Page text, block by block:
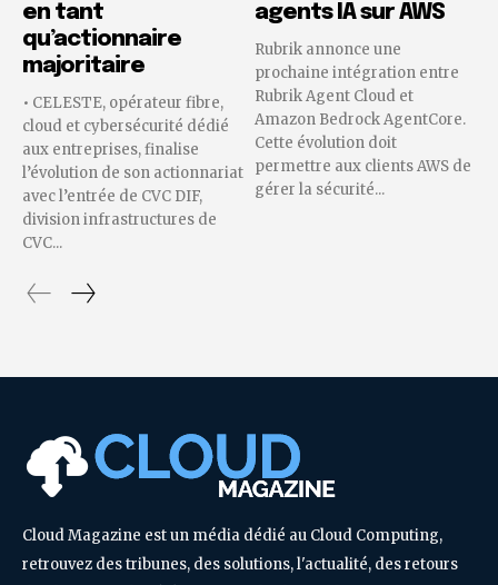
en tant
qu’actionnaire
majoritaire
• CELESTE, opérateur fibre,
cloud et cybersécurité dédié
aux entreprises, finalise
l’évolution de son actionnariat
avec l’entrée de CVC DIF,
division infrastructures de
CVC...
agents IA sur AWS
Rubrik annonce une
prochaine intégration entre
Rubrik Agent Cloud et
Amazon Bedrock AgentCore.
Cette évolution doit
permettre aux clients AWS de
gérer la sécurité...
Cloud Magazine est un média dédié au Cloud Computing,
retrouvez des tribunes, des solutions, l'actualité, des retours